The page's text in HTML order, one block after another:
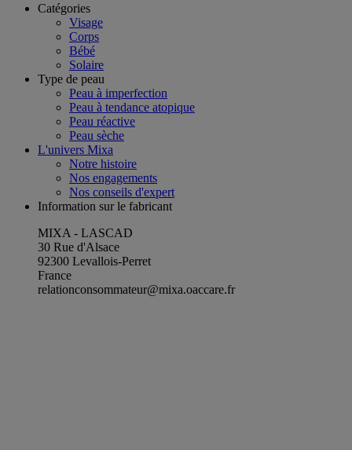
Catégories
Visage
Corps
Bébé
Solaire
Type de peau
Peau à imperfection
Peau à tendance atopique
Peau réactive
Peau sèche
L'univers Mixa
Notre histoire
Nos engagements
Nos conseils d'expert
Information sur le fabricant
MIXA - LASCAD
30 Rue d'Alsace
92300 Levallois-Perret
France
relationconsommateur@mixa.oaccare.fr